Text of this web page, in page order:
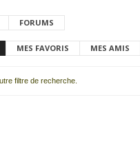
FORUMS
MES FAVORIS MES AMIS
filtre de recherche.